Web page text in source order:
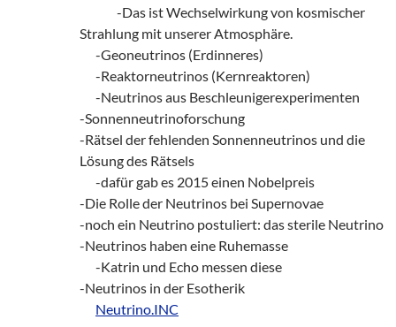
-Das ist Wechselwirkung von kosmischer
Strahlung mit unserer Atmosphäre.
-Geoneutrinos (Erdinneres)
-Reaktorneutrinos (Kernreaktoren)
-Neutrinos aus Beschleunigerexperimenten
-Sonnenneutrinoforschung
-Rätsel der fehlenden Sonnenneutrinos und die
Lösung des Rätsels
-dafür gab es 2015 einen Nobelpreis
-Die Rolle der Neutrinos bei Supernovae
-noch ein Neutrino postuliert: das sterile Neutrino
-Neutrinos haben eine Ruhemasse
-Katrin und Echo messen diese
-Neutrinos in der Esotherik
Neutrino.INC